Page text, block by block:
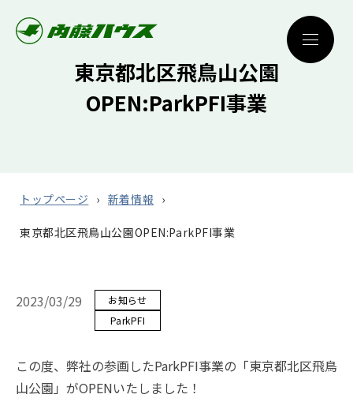
東京都北区飛鳥山公園
OPEN:ParkPFI事業
トップページ 新着情報
東京都北区飛鳥山公園OPEN:ParkPFI事業
2023/03/29
お知らせ
ParkPFI
この度、弊社の参画したParkPFI事業の「東京都北区飛鳥
山公園」がOPENいたしました！